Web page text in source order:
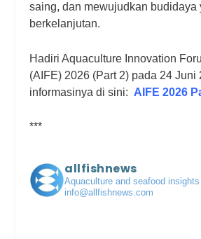
saing, dan mewujudkan budidaya
berkelanjutan.
Hadiri Aquaculture Innovation
(AIFE) 2026 (Part 2) pada 24 Juni
informasinya di sini: AIFE 2026
***
allfishnews
Aquaculture and seafood insights
info@allfishnews.com